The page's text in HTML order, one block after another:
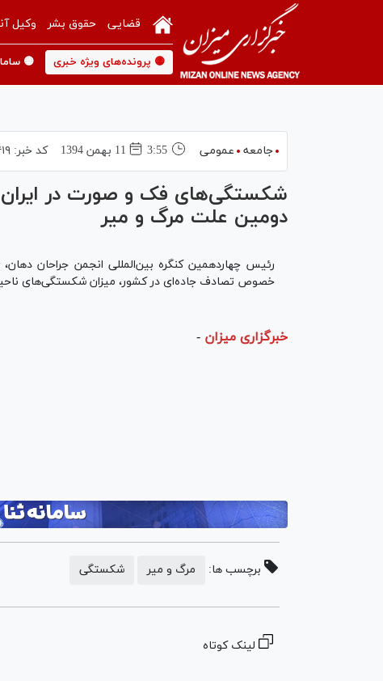
قضایی حقوق بشر وکیل
🟡 پرونده‌های ویژه خبری 🟡
جامعه عمومی 3:55 11 بهمن 1394 کد خبر:
شکستگی‌های فک و صورت در
دومین علت مرگ و میر
رئیس چهاردهمین کنگره بین‌المللی انجمن جراحان
خصوص تصادف جاده‌ای در کشور، میزان شکستگی‌های
خبرگزاری میزان -
برچسب ها: مرگ و میر شکستگی
لینک کوتاه